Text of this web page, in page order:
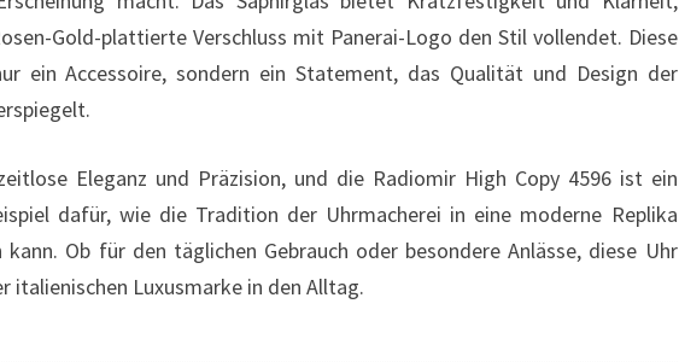
Gold-plattierte Verschluss mit Panerai-Logo den Stil vollendet. Diese
ein Accessoire, sondern ein Statement, das Qualität und Design der
Eleganz und Präzision, und die Radiomir High Copy 4596 ist ein
dafür, wie die Tradition der Uhrmacherei in eine moderne Replika
Ob für den täglichen Gebrauch oder besondere Anlässe, diese Uhr
italienischen Luxusmarke in den Alltag.